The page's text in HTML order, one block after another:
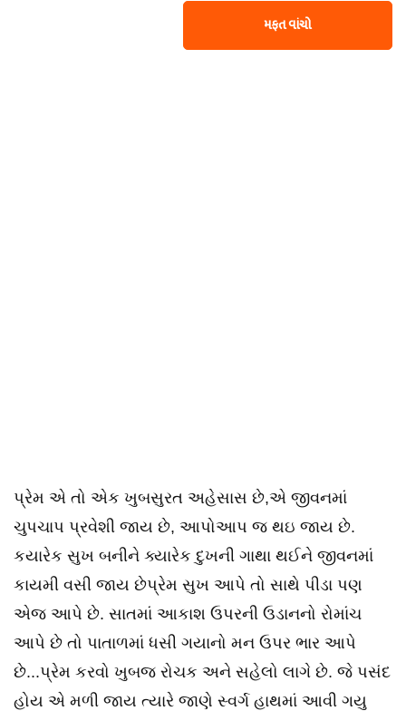
મફત વાંચો
પ્રેમ એ તો એક ખુબસુરત અહેસાસ છે,એ જીવનમાં
ચુપચાપ પ્રવેશી જાય છે, આપોઆપ જ થઇ જાય છે.
કયારેક સુખ બનીને ક્યારેક દુખની ગાથા થઈને જીવનમાં
કાયમી વસી જાય છેપ્રેમ સુખ આપે તો સાથે પીડા પણ
એજ આપે છે. સાતમાં આકાશ ઉપરની ઉડાનનો રોમાંચ
આપે છે તો પાતાળમાં ધસી ગયાનો મન ઉપર ભાર આપે
છે...પ્રેમ કરવો ખુબજ રોચક અને સહેલો લાગે છે. જે પસંદ
હોય એ મળી જાય ત્યારે જાણે સ્વર્ગ હાથમાં આવી ગયુ